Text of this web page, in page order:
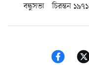
বন্ধুসভা
চিরন্তন ১৯৭১